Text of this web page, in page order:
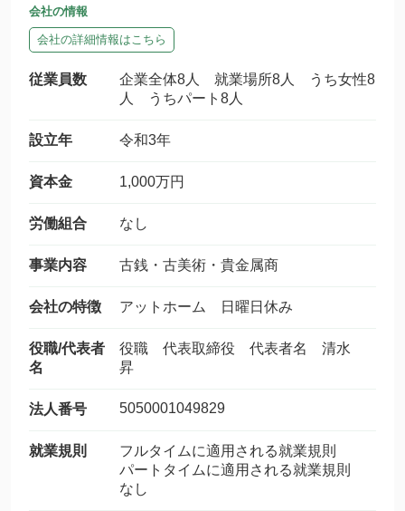
会社の情報
会社の詳細情報はこちら
従業員数
企業全体8人 就業場所8人 うち女性8
人 うちパート8人
設立年 令和3年
資本金 1,000万円
労働組合 なし
事業内容 古銭・古美術・貴金属商
会社の特徴 アットホーム 日曜日休み
役職/代表者
名
役職 代表取締役 代表者名 清水
昇
法人番号 5050001049829
就業規則
フルタイムに適用される就業規則
パートタイムに適用される就業規則
なし